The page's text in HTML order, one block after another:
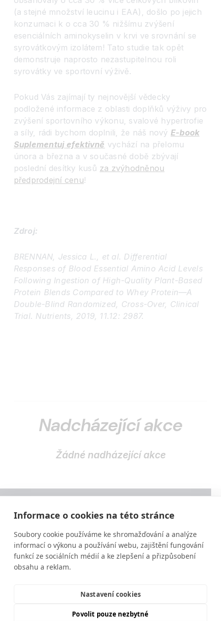
Informace o cookies na této stránce
Soubory cookie používáme ke shromažďování a analýze
informací o výkonu a používání webu, zajištění fungování
funkcí ze sociálních médií a ke zlepšení a přizpůsobení
obsahu a reklam.
Nastavení cookies
Povolit pouze nezbytné
(a stejné množství leucinu i EAA), došlo po jejich
konzumaci k o cca 30 % nižšímu zvýšení
esenciálních aminokyselin v krvi ve srovnání se
syrovátkovým izolátem! Tato studie tak opět
demonstruje naprosto nezastupitelnou roli
syrovátky ve sportovní výživě.
Pokud Vás zajímají ty nejnovější vědecky
podložené informace z oblasti doplňků výživy pro
zvýšení sportovního výkonu, svalové hypertrofie
a síly, rádi bychom doplnili, že náš nový E-book
Suplementuj efektivně vychází na přelomu
února a března a v současné době zbývají
poslední desítky kusů za zvýhodněnou
předprodejní cenu!
Zdroj:
BRENNAN, Jessica L., et al. Differential
Responses of Blood Essential Amino Acid Levels
Following Ingestion of High-Quality Plant-Based
Protein Blends Compared to Whey Protein—A
Double-Blind Randomized, Cross-Over, Clinical
Trial. Nutrients, 2019, 11.12: 2987.
Nadcházející akce
Žádné nadházející akce
Vzdělávání ve výživě a zdravém životním stylu